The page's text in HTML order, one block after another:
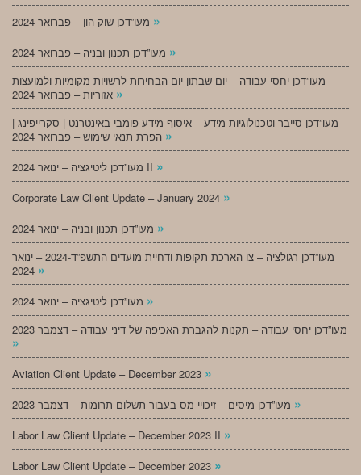
»
»
מעו”דכן יחסי עבודה – יום שבתון יום הבחירות לרשויות מקומיות ולמועצות
»
מעו”דכן סייבר וטכנולוגיות מידע – איסוף מידע פומבי באינטרנט | סקרייפינג |
»
מעו”דכן ליטיגציה – ינואר 2024 II »
Corporate Law Client Update – January 2024 »
»
מעו”דכן רגולציה – צו הארכת תקופות ודחיית מועדים התשפ”ד-2024 – ינואר
»
»
מעו”דכן יחסי עבודה – תקנות להגברת האכיפה של דיני עבודה – דצמבר 2023
»
Aviation Client Update – December 2023 »
»
Labor Law Client Update – December 2023 II »
Labor Law Client Update – December 2023 »